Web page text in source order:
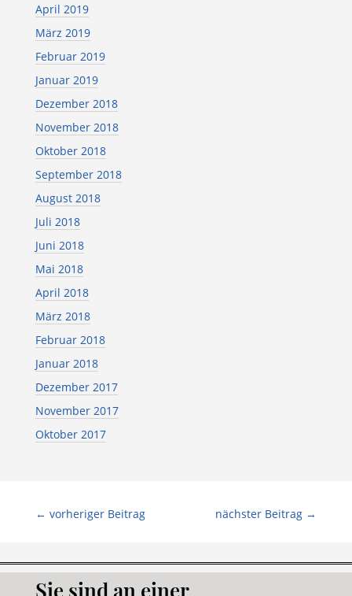
April 2019
März 2019
Februar 2019
Januar 2019
Dezember 2018
November 2018
Oktober 2018
September 2018
August 2018
Juli 2018
Juni 2018
Mai 2018
April 2018
März 2018
Februar 2018
Januar 2018
Dezember 2017
November 2017
Oktober 2017
← vorheriger Beitrag nächster Beitrag →
Sie sind an einer